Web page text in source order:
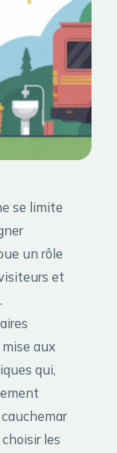
se limite
un rôle
et
aux
qui,
les